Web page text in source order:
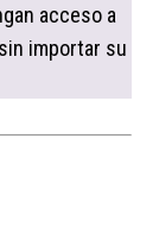
acceso a
importar su